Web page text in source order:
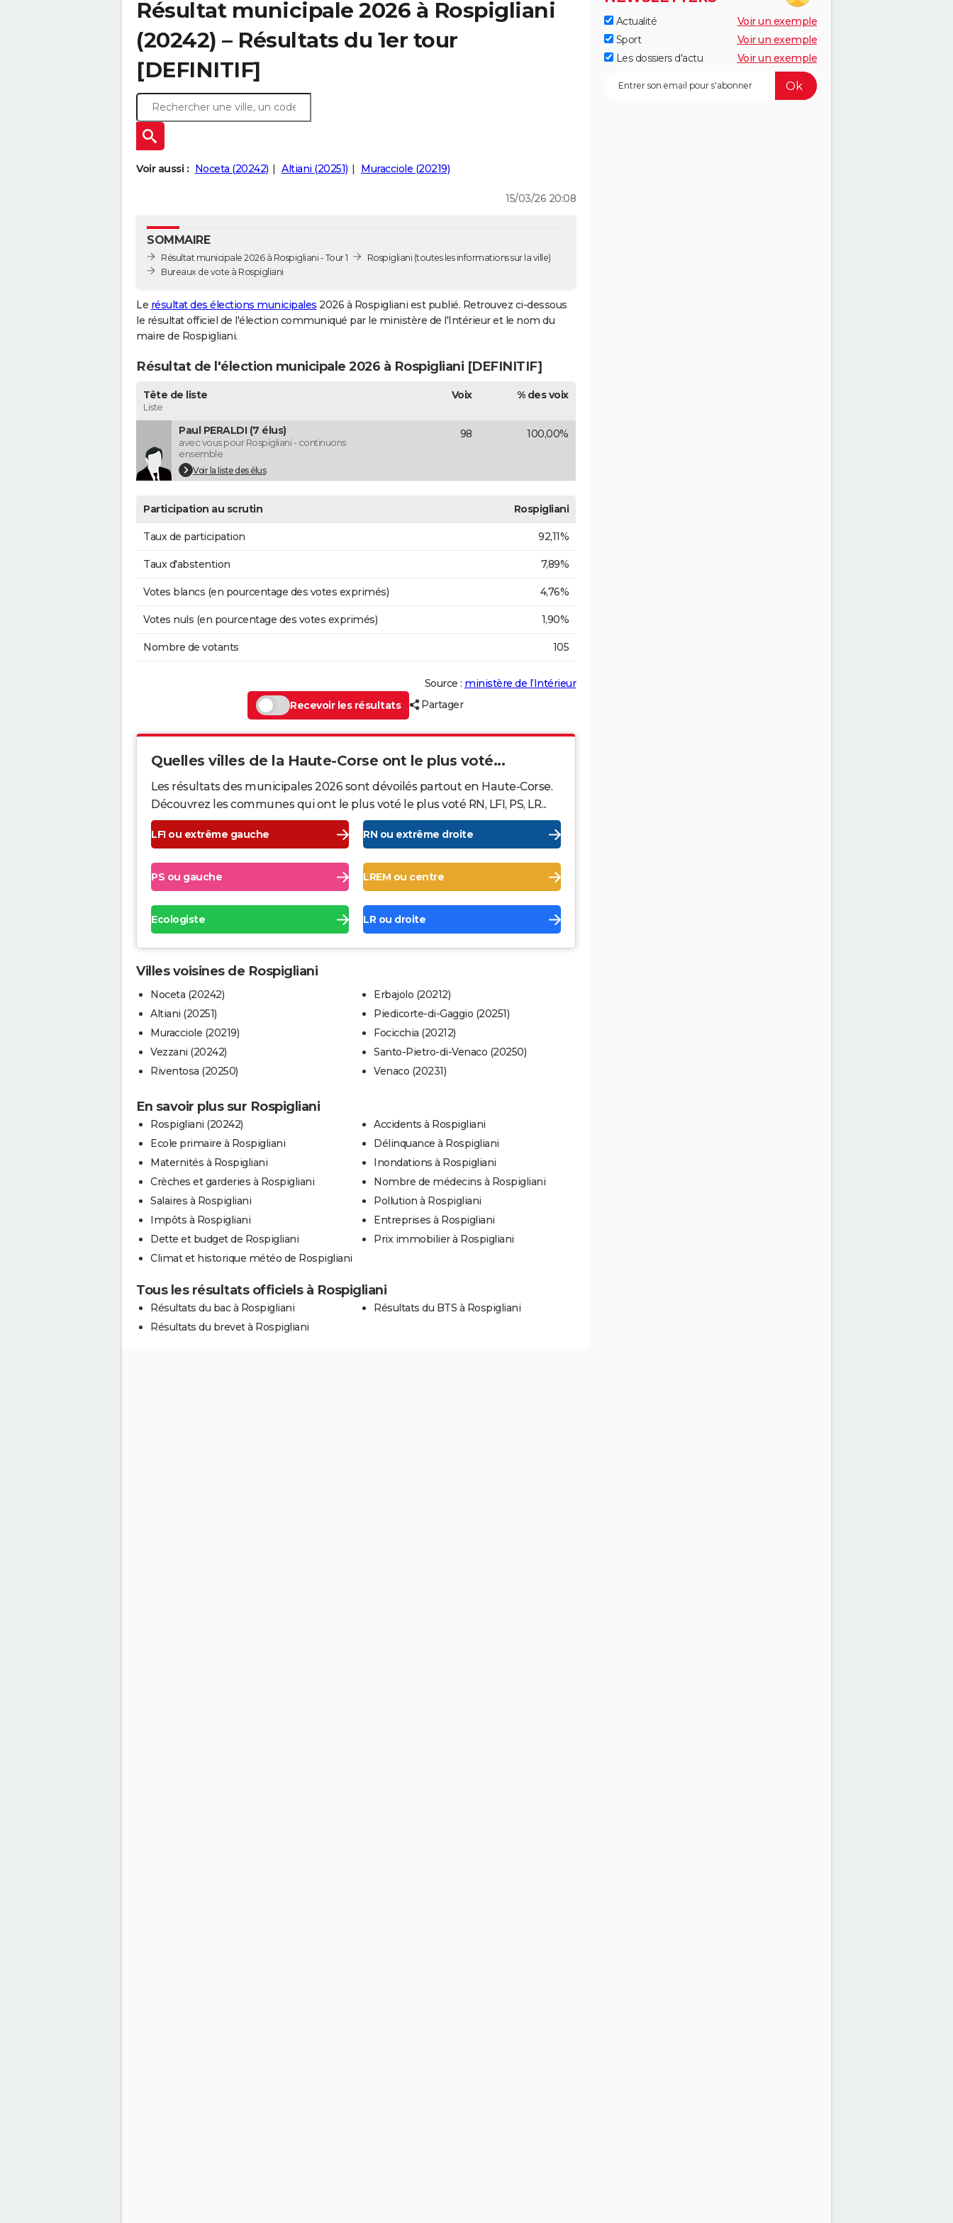
Résultat municipale 2026 à Rospigliani
(20242) – Résultats du 1er tour
[DEFINITIF]
Voir aussi : Noceta (20242) Altiani (20251) Muracciole (20219)
15/03/26 20:08
SOMMAIRE
Résultat municipale 2026 à Rospigliani - Tour 1
Bureaux de vote à Rospigliani
Rospigliani(toutes les informations sur la ville)
Le résultat des élections municipales 2026 à Rospigliani est publié. Retrouvez ci-dessous
le résultat officiel de l'élection communiqué par le ministère de l'Intérieur et le nom du
maire de Rospigliani.
Résultat de l'élection municipale 2026 à Rospigliani [DEFINITIF]
Tête de liste
Liste
Voix % des voix
Paul PERALDI (7 élus)
avec vous pour Rospigliani - continuons
ensemble
Voir la liste des élus
98 100,00%
Participation au scrutin Rospigliani
Taux de participation 92,11%
Taux d'abstention 7,89%
Votes blancs (en pourcentage des votes exprimés) 4,76%
Votes nuls (en pourcentage des votes exprimés) 1,90%
Nombre de votants 105
Source : ministère de l’Intérieur
Recevoir les résultats
Partager
Quelles villes de la Haute-Corse ont le plus voté...
Les résultats des municipales 2026 sont dévoilés partout en Haute-Corse.
Découvrez les communes qui ont le plus voté le plus voté RN, LFI, PS, LR...
LFI ou extrême gauche RN ou extrême droite
PS ou gauche LREM ou centre
Ecologiste LR ou droite
Villes voisines de Rospigliani
Noceta (20242)
Altiani (20251)
Muracciole (20219)
Vezzani (20242)
Riventosa (20250)
Erbajolo (20212)
Piedicorte-di-Gaggio (20251)
Focicchia (20212)
Santo-Pietro-di-Venaco (20250)
Venaco (20231)
En savoir plus sur Rospigliani
Rospigliani (20242)
Ecole primaire à Rospigliani
Maternités à Rospigliani
Crèches et garderies à Rospigliani
Salaires à Rospigliani
Impôts à Rospigliani
Dette et budget de Rospigliani
Climat et historique météo de Rospigliani
Accidents à Rospigliani
Délinquance à Rospigliani
Inondations à Rospigliani
Nombre de médecins à Rospigliani
Pollution à Rospigliani
Entreprises à Rospigliani
Prix immobilier à Rospigliani
Tous les résultats officiels à Rospigliani
Résultats du bac à Rospigliani
Résultats du brevet à Rospigliani
Résultats du BTS à Rospigliani
Actualité
Voir un exemple
Sport
Voir un exemple
Les dossiers d'actu
Voir un exemple